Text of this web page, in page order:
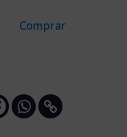
Comprar